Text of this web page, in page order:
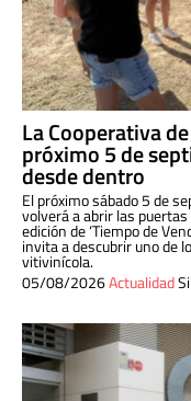
La Cooperativa
próximo 5 de
desde dentro
El próximo sábado 5 de
volverá a abrir las
edición de ‘Tiempo de
invita a descubrir uno de
vitivinícola.
05/08/2026Actualidad